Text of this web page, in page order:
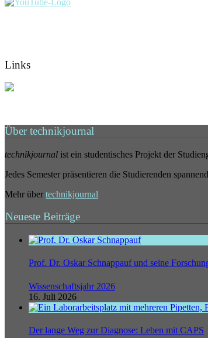
Links
Über technikjournal
technikjournal ist ein studentisches Projekt der
Jedes Semester präsentieren die Studierenden
Mehr über technikjournal
Neueste Beiträge
Prof. Dr. Oskar Schnappauf und seine
Wissenschaftsjahr 2026
16. Juli 2026
Der lange Weg zur Diagnose: Leben mit CAPS